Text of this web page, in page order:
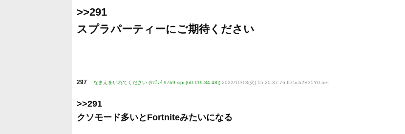
>>291
スプラパーティーにご期待ください
297 : なまえをいれてください (ﾜｯﾁｮｲ 97b9-sipi [60.119.84.48]) 2022/10/18(火) 15:20:37.76 ID:5cb2B35Y0.net
>>291
クソモード多いとFortniteみたいになる